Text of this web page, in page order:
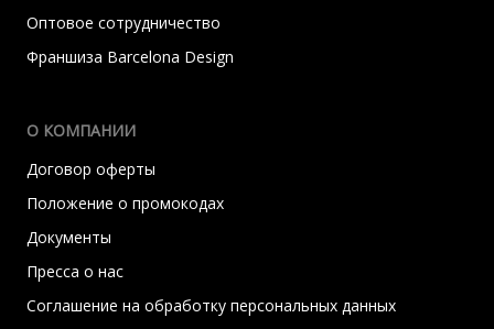
Оптовое сотрудничество
Франшиза Barcelona Design
О КОМПАНИИ
Договор оферты
Положение о промокодах
Документы
Пресса о нас
Соглашение на обработку персональных данных